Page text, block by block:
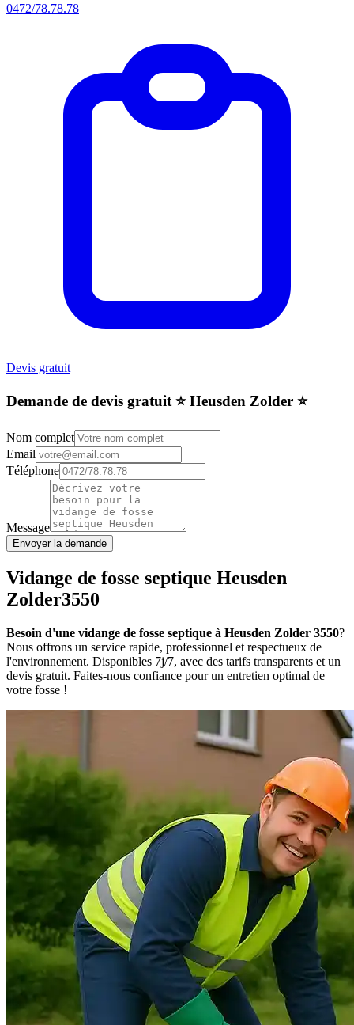
0472/78.78.78
Devis gratuit
Demande de devis gratuit ⭐️ Heusden Zolder ⭐️
Nom complet
Email
Téléphone
Message
Envoyer la demande
Vidange de fosse septique Heusden
Zolder3550
Besoin d'une vidange de fosse septique à Heusden Zolder 3550?
Nous offrons un service rapide, professionnel et respectueux de
l'environnement. Disponibles 7j/7, avec des tarifs transparents et un
devis gratuit. Faites-nous confiance pour un entretien optimal de
votre fosse !